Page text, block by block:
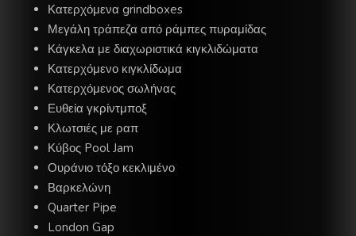
Κατερχόμενα grindboxes
Μεγάλη τράπεζα από ράμπες πυραμίδας
Κάγκελα με διαχωριστικά κιγκλιδώματα
Κατερχόμενο κιγκλίδωμα
Κατερχόμενος σωλήνας
Ευθεία γκρίντμποξ
Κλωτσιές με ραπ
Κύβος Pool Jam
Ουράνιο τόξο κεκλιμένο
Βαρκελώνη
Quarter Pipe
London Gap